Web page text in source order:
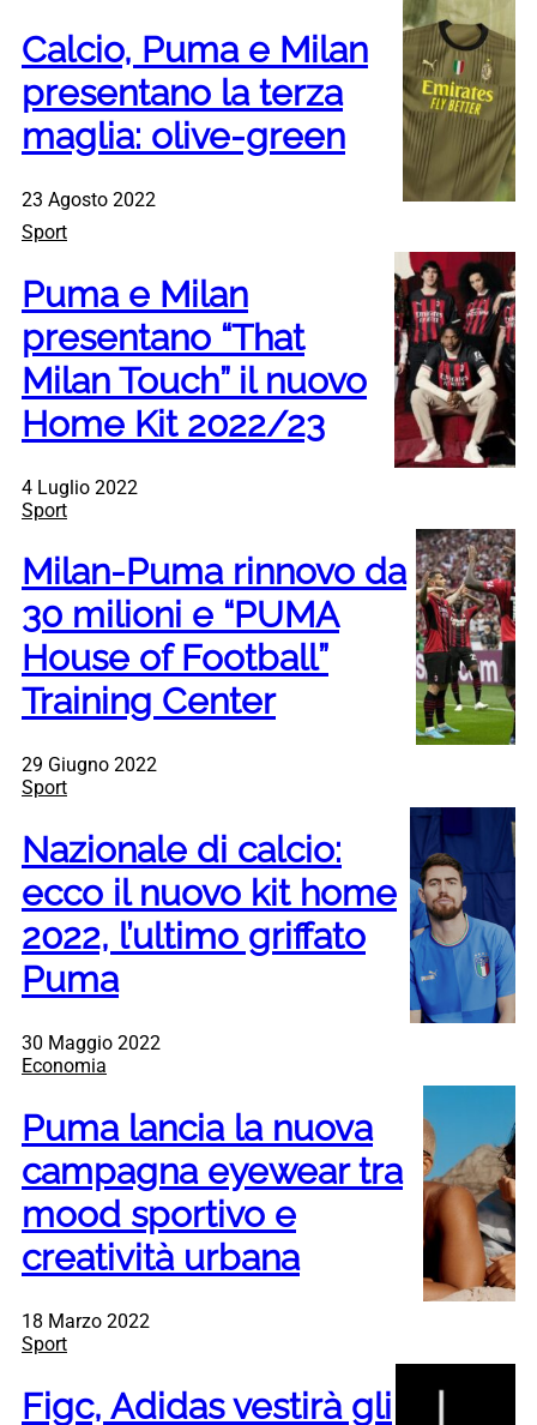
Calcio, Puma e Milan
presentano la terza
maglia: olive-green
23 Agosto 2022
Sport
Puma e Milan
presentano “That
Milan Touch” il nuovo
Home Kit 2022/23
4 Luglio 2022
Sport
Milan-Puma rinnovo da
30 milioni e “PUMA
House of Football”
Training Center
29 Giugno 2022
Sport
Nazionale di calcio:
ecco il nuovo kit home
2022, l’ultimo griffato
Puma
30 Maggio 2022
Economia
Puma lancia la nuova
campagna eyewear tra
mood sportivo e
creatività urbana
18 Marzo 2022
Sport
Figc, Adidas vestirà gli